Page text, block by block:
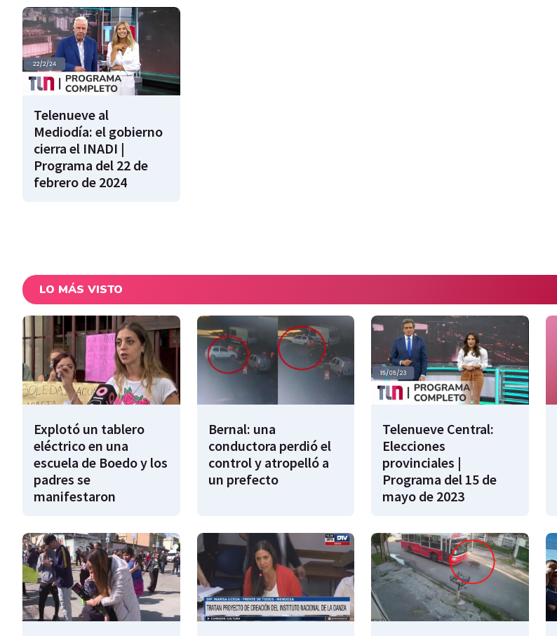
Telenueve al
Mediodía: el gobierno
cierra el INADI |
Programa del 22 de
febrero de 2024
LO MÁS VISTO
Explotó un tablero
eléctrico en una
escuela de Boedo y los
padres se
manifestaron
Bernal: una
conductora perdió el
control y atropelló a
un prefecto
Telenueve Central:
Elecciones
provinciales |
Programa del 15 de
mayo de 2023